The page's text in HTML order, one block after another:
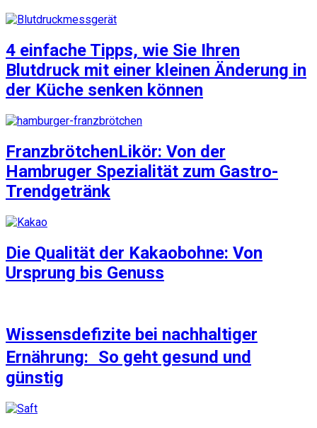
4 einfache Tipps, wie Sie Ihren
Blutdruck mit einer kleinen Änderung in
der Küche senken können
FranzbrötchenLikör: Von der
Hambruger Spezialität zum Gastro-
Trendgetränk
Die Qualität der Kakaobohne: Von
Ursprung bis Genuss
Wissensdefizite bei nachhaltiger
Ernährung: So geht gesund und
günstig